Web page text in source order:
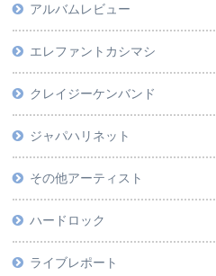
アルバムレビュー
エレファントカシマシ
クレイジーケンバンド
ジャパハリネット
その他アーティスト
ハードロック
ライブレポート